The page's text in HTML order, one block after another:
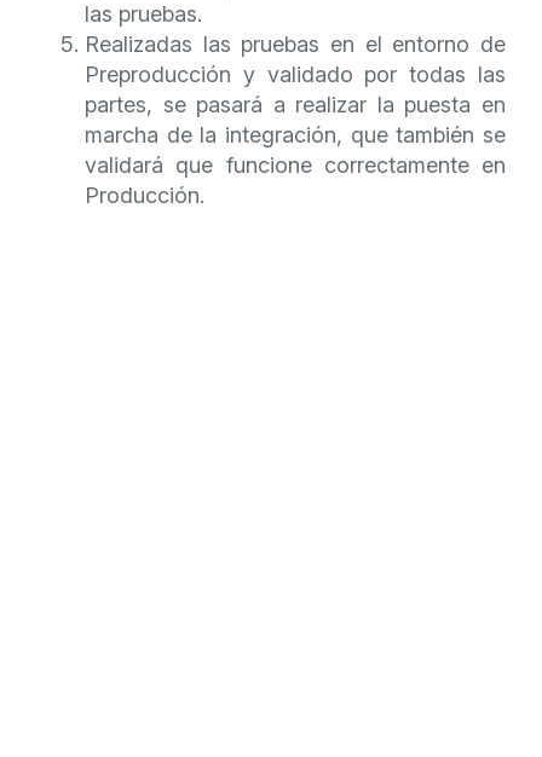
las pruebas.
Realizadas las pruebas en el entorno de
Preproducción y validado por todas las
partes, se pasará a realizar la puesta en
marcha de la integración, que también se
validará que funcione correctamente en
Producción.